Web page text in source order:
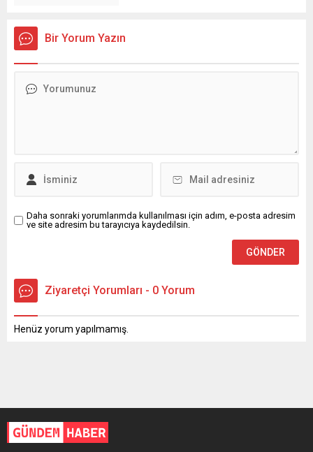
Bir Yorum Yazın
Daha sonraki yorumlarımda kullanılması için adım, e-posta adresim
ve site adresim bu tarayıcıya kaydedilsin.
Ziyaretçi Yorumları - 0 Yorum
Henüz yorum yapılmamış.